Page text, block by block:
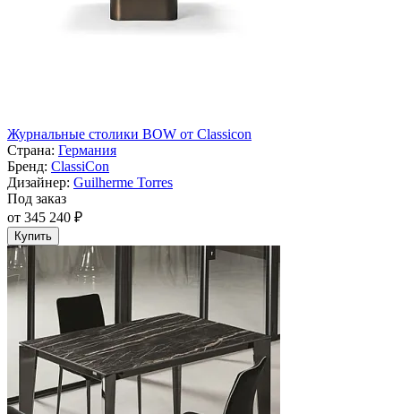
Журнальные столики BOW от Classicon
Страна: Германия
Бренд: ClassiСon
Дизайнер: Guilherme Torres
Под заказ
от 345 240 ₽
Купить